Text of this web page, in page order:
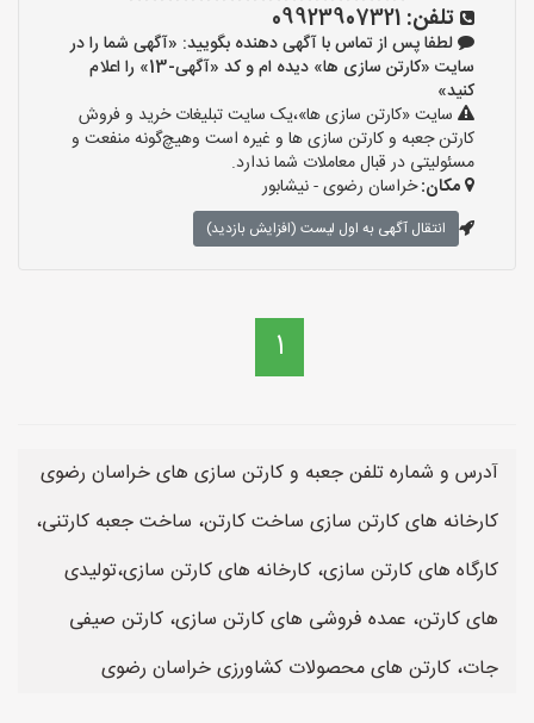
تلفن: 09923907321
لطفا پس از تماس با آگهی دهنده بگویید: «آگهی شما را در
سایت «کارتن سازی ها» دیده ام و کد «آگهی-13» را اعلام
کنید»
سایت «کارتن سازی ها»،یک سایت تبلیغات خرید و فروش
کارتن جعبه و کارتن سازی ها و غیره است وهیچ‌گونه منفعت و
مسئولیتی در قبال معاملات شما ندارد.
مکان:خراسان رضوی - نیشابور
انتقال آگهی به اول لیست (افزایش بازدید)
1
آدرس و شماره تلفن جعبه و کارتن سازی های خراسان رضوی
کارخانه های کارتن سازی ساخت کارتن، ساخت جعبه کارتنی،
کارگاه های کارتن سازی، کارخانه های کارتن سازی،تولیدی
های کارتن، عمده فروشی های کارتن سازی، کارتن صیفی
جات، کارتن های محصولات کشاورزی خراسان رضوی